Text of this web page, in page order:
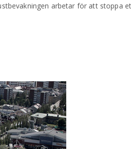
arbetar för att stoppa